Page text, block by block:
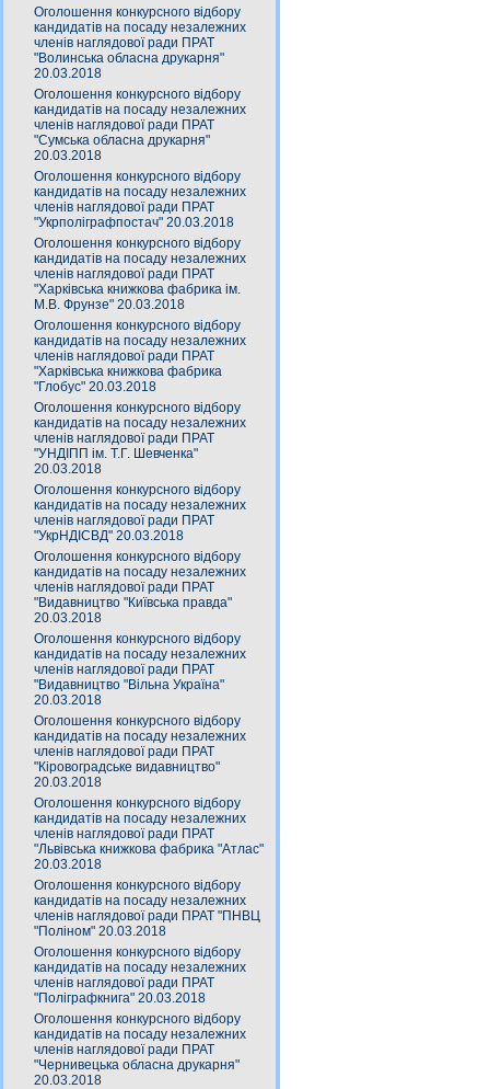
Оголошення конкурсного відбору
кандидатів на посаду незалежних
членів наглядової ради ПРАТ
"Волинська обласна друкарня"
20.03.2018
Оголошення конкурсного відбору
кандидатів на посаду незалежних
членів наглядової ради ПРАТ
"Сумська обласна друкарня"
20.03.2018
Оголошення конкурсного відбору
кандидатів на посаду незалежних
членів наглядової ради ПРАТ
"Укрполіграфпостач" 20.03.2018
Оголошення конкурсного відбору
кандидатів на посаду незалежних
членів наглядової ради ПРАТ
"Харківська книжкова фабрика ім.
М.В. Фрунзе" 20.03.2018
Оголошення конкурсного відбору
кандидатів на посаду незалежних
членів наглядової ради ПРАТ
"Харківська книжкова фабрика
"Глобус" 20.03.2018
Оголошення конкурсного відбору
кандидатів на посаду незалежних
членів наглядової ради ПРАТ
"УНДІПП ім. Т.Г. Шевченка"
20.03.2018
Оголошення конкурсного відбору
кандидатів на посаду незалежних
членів наглядової ради ПРАТ
"УкрНДІСВД" 20.03.2018
Оголошення конкурсного відбору
кандидатів на посаду незалежних
членів наглядової ради ПРАТ
"Видавництво "Київська правда"
20.03.2018
Оголошення конкурсного відбору
кандидатів на посаду незалежних
членів наглядової ради ПРАТ
"Видавництво "Вільна Україна"
20.03.2018
Оголошення конкурсного відбору
кандидатів на посаду незалежних
членів наглядової ради ПРАТ
"Кіровоградське видавництво"
20.03.2018
Оголошення конкурсного відбору
кандидатів на посаду незалежних
членів наглядової ради ПРАТ
"Львівська книжкова фабрика "Атлас"
20.03.2018
Оголошення конкурсного відбору
кандидатів на посаду незалежних
членів наглядової ради ПРАТ "ПНВЦ
"Поліном" 20.03.2018
Оголошення конкурсного відбору
кандидатів на посаду незалежних
членів наглядової ради ПРАТ
"Поліграфкнига" 20.03.2018
Оголошення конкурсного відбору
кандидатів на посаду незалежних
членів наглядової ради ПРАТ
"Чернивецька обласна друкарня"
20.03.2018